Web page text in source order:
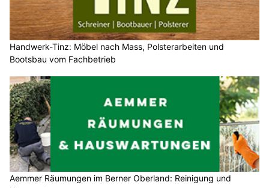
Handwerk-Tinz: Möbel nach Mass, Polsterarbeiten und
Bootsbau vom Fachbetrieb
Aemmer Räumungen im Berner Oberland: Reinigung und